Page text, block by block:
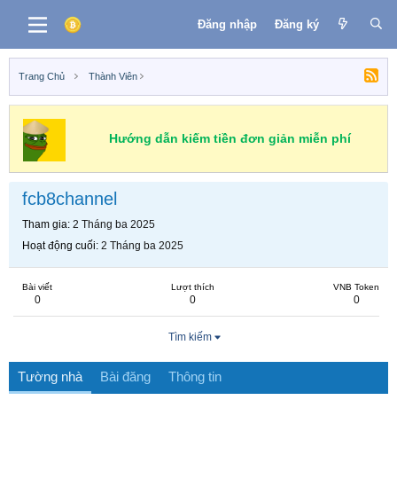
Đăng nhập Đăng ký
Trang Chủ Thành Viên
Hướng dẫn kiếm tiền đơn giản miễn phí
fcb8channel
Tham gia 2 Tháng ba 2025
Hoạt động cuối 2 Tháng ba 2025
Bài viết
0
Lượt thích
0
VNB Token
0
Tìm kiếm
Tường nhà Bài đăng Thông tin